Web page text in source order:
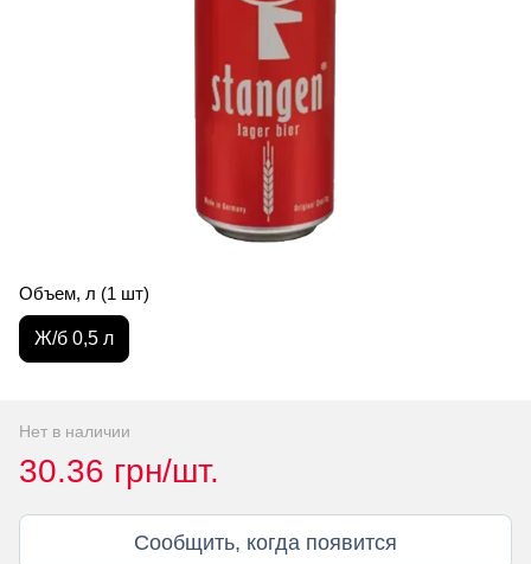
Объем, л (1 шт)
Ж/б 0,5 л
Нет в наличии
30.36 грн/шт.
Сообщить, когда появится